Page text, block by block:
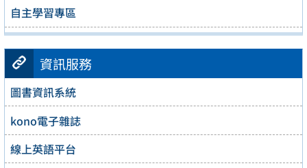
自主學習專區
資訊服務
圖書資訊系統
kono電子雜誌
線上英語平台